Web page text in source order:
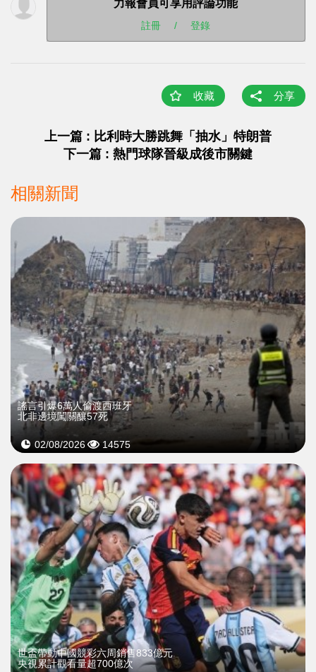
力報會員可享用評論功能
註冊 / 登錄
收藏 分享
上一篇 : 比利時大勝跳舞「抽水」特朗普
下一篇 : 熱門球隊晉級成後市關鍵
相關新聞
謠言引爆6萬人偷渡西班牙
北非邊境闖關釀57死
02/08/2026 14575
世盃帶動中國競彩六周銷售833億元
央視累計觀看量超700億次